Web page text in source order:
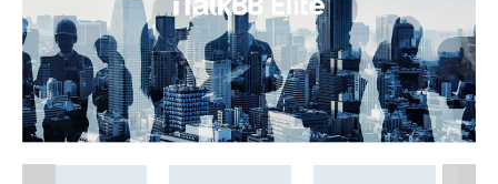
养老 非盈利组织